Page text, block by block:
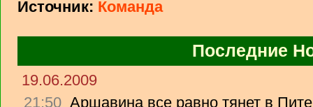
Источник: Команда
Последние
19.06.2009
21:50 Аршавина все равно тянет в